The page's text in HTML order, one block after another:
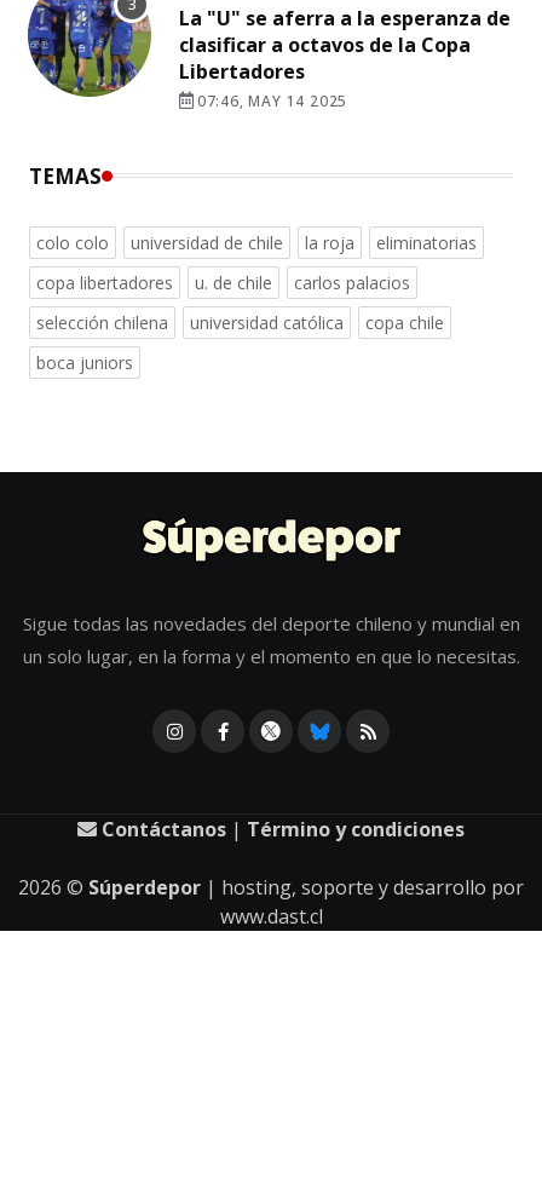
La "U" se aferra a la esperanza de
clasificar a octavos de la Copa
Libertadores
07:46, MAY 14 2025
TEMAS
colo colo universidad de chile la roja
eliminatorias
copa libertadores
u. de chile
carlos palacios
selección chilena
universidad católica
copa chile
boca juniors
Sigue todas las novedades del deporte chileno y mundial en
un solo lugar, en la forma y el momento en que lo necesitas.
Contáctanos | Término y condiciones
2026 © Súperdepor | hosting, soporte y desarrollo por
www.dast.cl